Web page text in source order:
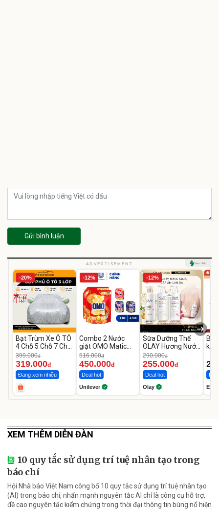
Gửi bình luận
ADVERTISEMENT
-20%
Bạt Trùm Xe Ô TÔ
4 Chỗ 5 Chỗ 7 Chỗ,
Bán Tải
399.000đ
319.000đ
Đang xem nhiều
-12%
Combo 2 Nước
giặt OMO Matic
Hương Nước Hoa
Comfort 4.1KG
516.000đ
450.000đ
Deal hot
Unilever
-12%
Sữa Dưỡng Thể
OLAY Hương Nước
Hoa Dưỡng Ẩm
Chuyên Sâu
290.000đ
255.000đ
Deal hot
Olay
Bộ
Hot
XEM THÊM DIỄN ĐÀN
10 quy tắc sử dụng trí tuệ nhân tạo trong
báo chí
Hội Nhà báo Việt Nam công bố 10 quy tắc sử dụng trí tuệ nhân tạo
(AI) trong báo chí, nhấn mạnh nguyên tắc AI chỉ là công cụ hỗ trợ,
đề cao nguyên tắc kiểm chứng trong thời đại thông tin bùng nổ hiện